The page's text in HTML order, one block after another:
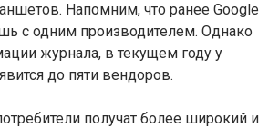
Напомним, что ранее Google
с одним производителем. Однако
журнала, в текущем году у
до пяти вендоров.
получат более широкий и